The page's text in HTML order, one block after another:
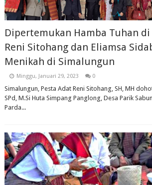
Dipertemukan Hamba Tuhan di
Reni Sitohang dan Eliamsa
Menikah di Simalungun
Minggu, Januari 29, 2023 0
Simalungun, Pesta Adat Reni Sitohang, SH, MH
SPd, M.Si Huta Simpang Panglong, Desa Parik
Parda...